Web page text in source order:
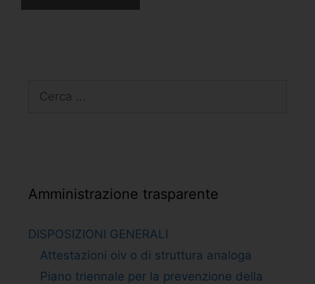
Amministrazione trasparente
DISPOSIZIONI GENERALI
Attestazioni oiv o di struttura analoga
Piano triennale per la prevenzione della